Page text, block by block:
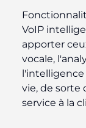
VoIP
apporter
vocale,
l'intelligence
vie, de sorte
service à la